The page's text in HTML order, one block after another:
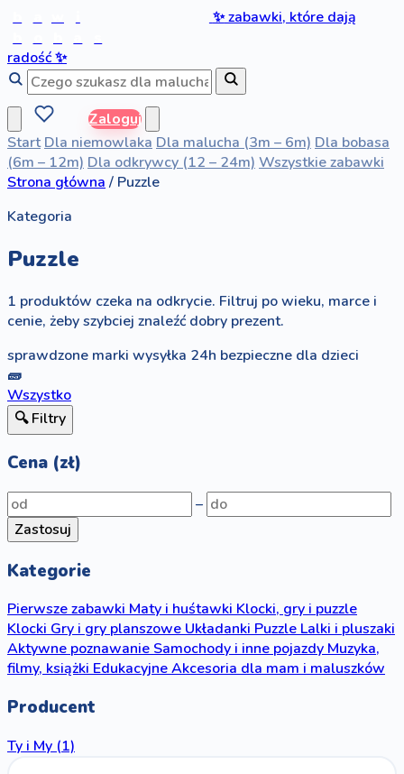
✨zabawki, które dają
radość✨
Zaloguj
Start Dla niemowlaka Dla malucha (3m – 6m) Dla bobasa
(6m – 12m) Dla odkrywcy (12 – 24m) Wszystkie zabawki
Strona główna / Puzzle
Kategoria
Puzzle
1 produktów czeka na odkrycie. Filtruj po wieku, marce i
cenie, żeby szybciej znaleźć dobry prezent.
sprawdzone marki wysyłka 24h bezpieczne dla dzieci
🧱
Wszystko
🔍 Filtry
Cena (zł)
–
Zastosuj
Kategorie
Pierwsze zabawkiMaty i huśtawkiKlocki, gry i puzzle
KlockiGry i gry planszoweUkładankiPuzzleLalki i pluszaki
Aktywne poznawanieSamochody i inne pojazdyMuzyka,
filmy, książkiEdukacyjneAkcesoria dla mam i maluszków
Producent
Ty i My (1)